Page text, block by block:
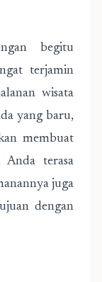
begitu
terjamin
wisata
yang baru,
membuat
Anda terasa
juga
dengan